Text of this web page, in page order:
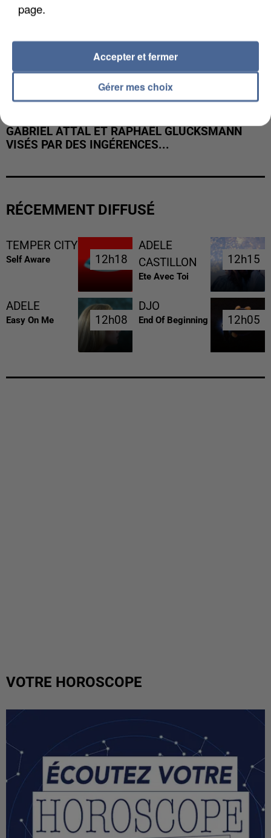
GABRIEL ATTAL ET RAPHAËL GLUCKSMANN
VISÉS PAR DES INGÉRENCES...
RÉCEMMENT DIFFUSÉ
TEMPER CITY
Self Aware 12h18
12h18
ADELE
CASTILLON
Ete Avec Toi
12h15
12h15
ADELE
Easy On Me 12h08
12h08
DJO
End Of Beginning 12h05
12h05
VOTRE HOROSCOPE
page.
Gérer mes choix
Accepter et fermer